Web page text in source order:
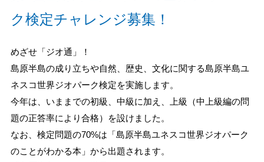
ク検定チャレンジ募集！
めざせ「ジオ通」！
島原半島の成り立ちや自然、歴史、文化に関する島原半島ユ
ネスコ世界ジオパーク検定を実施します。
今年は、いままでの初級、中級に加え、上級（中上級編の問
題の正答率により合格）を設けました。
なお、検定問題の70%は「島原半島ユネスコ世界ジオパーク
のことがわかる本」から出題されます。